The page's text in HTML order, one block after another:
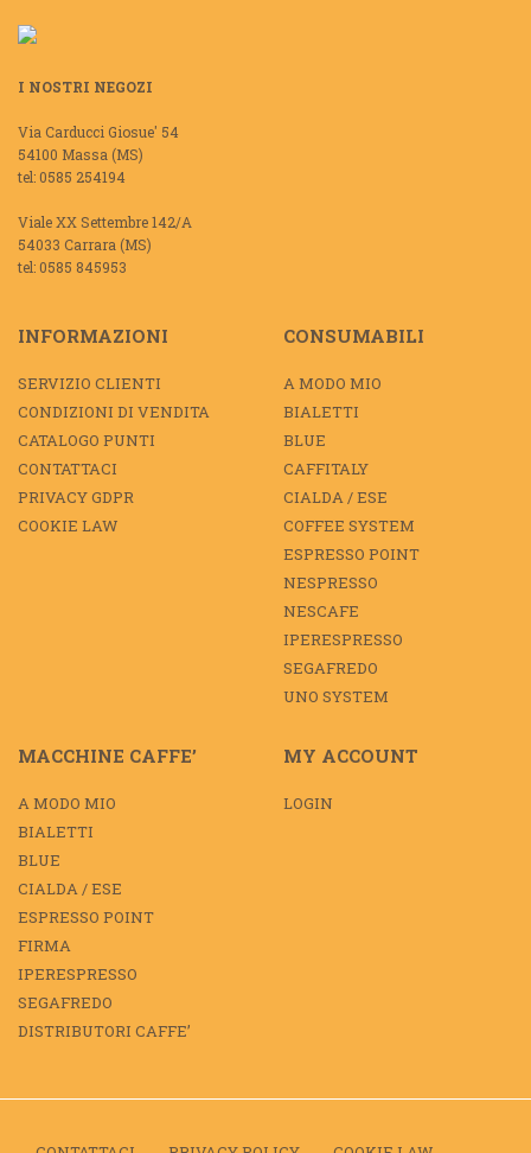
I NOSTRI NEGOZI
Via Carducci Giosue' 54
54100 Massa (MS)
tel: 0585 254194
Viale XX Settembre 142/A
54033 Carrara (MS)
tel: 0585 845953
INFORMAZIONI
SERVIZIO CLIENTI
CONDIZIONI DI VENDITA
CATALOGO PUNTI
CONTATTACI
PRIVACY GDPR
COOKIE LAW
CONSUMABILI
A MODO MIO
BIALETTI
BLUE
CAFFITALY
CIALDA / ESE
COFFEE SYSTEM
ESPRESSO POINT
NESPRESSO
NESCAFE
IPERESPRESSO
SEGAFREDO
UNO SYSTEM
MACCHINE CAFFE’
A MODO MIO
BIALETTI
BLUE
CIALDA / ESE
ESPRESSO POINT
FIRMA
IPERESPRESSO
SEGAFREDO
DISTRIBUTORI CAFFE’
MY ACCOUNT
LOGIN